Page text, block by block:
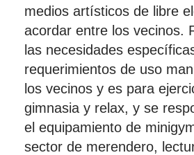
medios artísticos de libre
acordar entre los vecinos.
las necesidades
requerimientos de uso
los vecinos y es para
gimnasia y relax, y se
el equipamiento de
sector de merendero,